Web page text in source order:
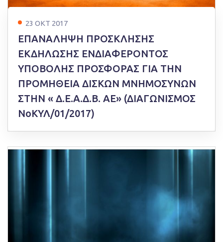
23 ΟΚΤ 2017
ΕΠΑΝΑΛΗΨΗ ΠΡΟΣΚΛΗΣΗΣ
ΕΚΔΗΛΩΣΗΣ ΕΝΔΙΑΦΕΡΟΝΤΟΣ
ΥΠΟΒΟΛΗΣ ΠΡΟΣΦΟΡΑΣ ΓΙΑ ΤΗΝ
ΠΡΟΜΗΘΕΙΑ ΔΙΣΚΩΝ ΜΝΗΜΟΣΥΝΩΝ
ΣΤΗΝ « Δ.Ε.Α.Δ.Β. ΑΕ» (ΔΙΑΓΩΝΙΣΜΟΣ
ΝοΚΥΛ/01/2017)